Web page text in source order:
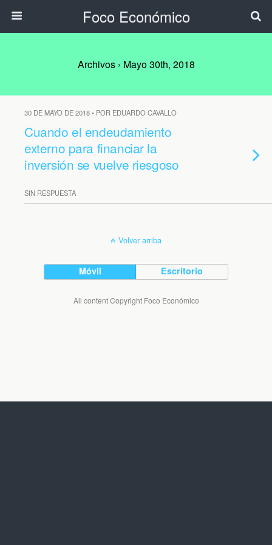
Foco Económico
Archivos › Mayo 30th, 2018
30 DE MAYO DE 2018 • POR EDUARDO CAVALLO
Cuando el endeudamiento
externo para financiar la
inversión se vuelve riesgoso
SIN RESPUESTA
Volver arriba
Móvil Escritorio
All content Copyright Foco Económico